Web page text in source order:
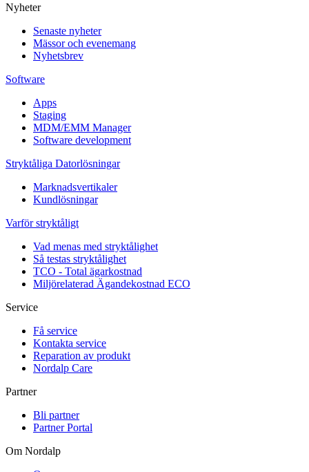
Nyheter
Senaste nyheter
Mässor och evenemang
Nyhetsbrev
Software
Apps
Staging
MDM/EMM Manager
Software development
Stryktåliga Datorlösningar
Marknadsvertikaler
Kundlösningar
Varför stryktåligt
Vad menas med stryktålighet
Så testas stryktålighet
TCO - Total ägarkostnad
Miljörelaterad Ägandekostnad ECO
Service
Få service
Kontakta service
Reparation av produkt
Nordalp Care
Partner
Bli partner
Partner Portal
Om Nordalp